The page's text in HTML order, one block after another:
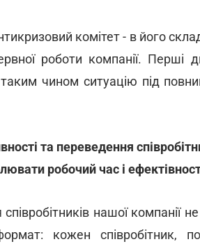
комітет - в його
роботи компанії. Перші
чином ситуацію під
та переведення
робочий час і
нашої компанії
кожен співробітник,